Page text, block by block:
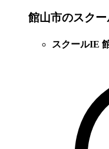
館山市のスク
スクールIE